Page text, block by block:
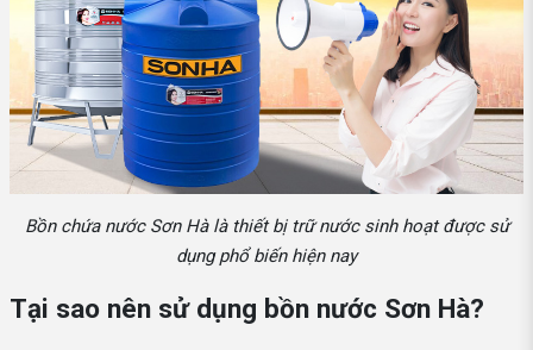
Bồn chứa nước Sơn Hà là thiết bị trữ nước sinh hoạt được sử
dụng phổ biến hiện nay
Tại sao nên sử dụng bồn nước Sơn Hà?